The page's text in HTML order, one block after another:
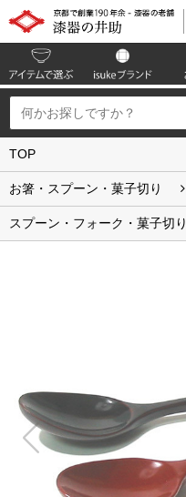
TOP
お箸・スプーン・菓子切り
スプーン・フォーク・菓子切り